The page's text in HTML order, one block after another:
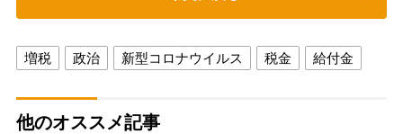
増税 政治 新型コロナウイルス 税金 給付金
他のオススメ記事